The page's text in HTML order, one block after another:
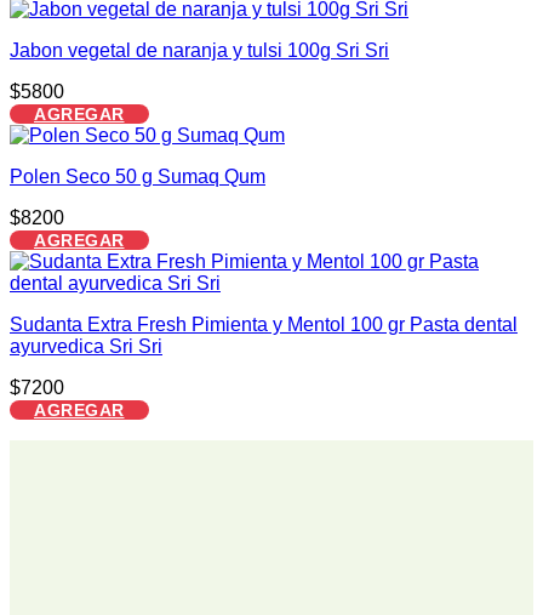
Jabon vegetal de naranja y tulsi 100g Sri Sri
$5800
AGREGAR
Polen Seco 50 g Sumaq Qum
$8200
AGREGAR
Sudanta Extra Fresh Pimienta y Mentol 100 gr Pasta dental
ayurvedica Sri Sri
$7200
AGREGAR